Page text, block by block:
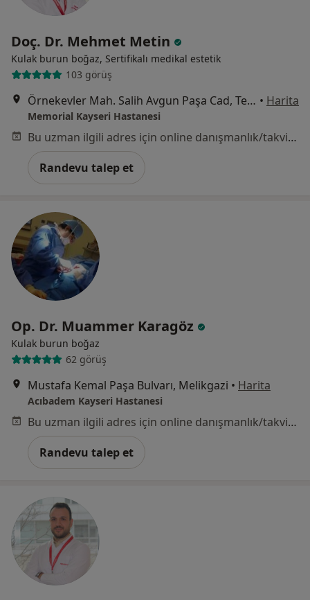
Doç. Dr. Mehmet Metin
Kulak burun boğaz, Sertifikalı medikal estetik
103 görüş
Örnekevler Mah. Salih Avgun Paşa Cad, Temizel Sk. Sayı: 13, 38010, Kayseri • Harita
Memorial Kayseri Hastanesi
Bu uzman ilgili adres için online danışmanlık/takvim sunmuyor.
Randevu talep et
Op. Dr. Muammer Karagöz
Kulak burun boğaz
62 görüş
Mustafa Kemal Paşa Bulvarı, Melikgazi • Harita
Acıbadem Kayseri Hastanesi
Bu uzman ilgili adres için online danışmanlık/takvim sunmuyor.
Randevu talep et